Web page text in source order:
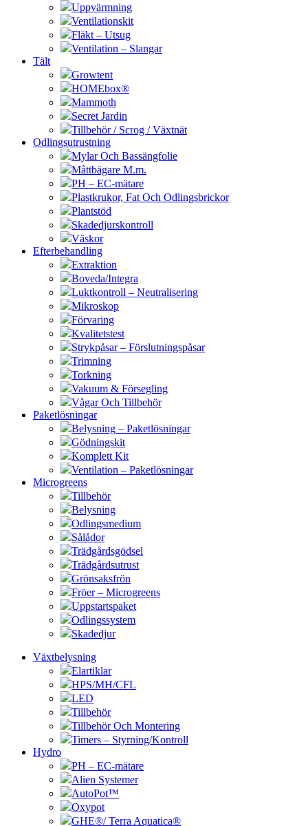
Uppvärmning
Ventilationskit
Fläkt – Utsug
Ventilation – Slangar
Tält
Growtent
HOMEbox®
Mammoth
Secret Jardin
Tillbehör / Scrog / Växtnät
Odlingsutrustning
Mylar Och Bassängfolie
Måttbägare M.m.
PH – EC-mätare
Plastkrukor, Fat Och Odlingsbrickor
Plantstöd
Skadedjurskontroll
Väskor
Efterbehandling
Extraktion
Boveda/Integra
Luktkontroll – Neutralisering
Mikroskop
Förvaring
Kvalitetstest
Strykpåsar – Förslutningspåsar
Trimning
Torkning
Vakuum & Försegling
Vågar Och Tillbehör
Paketlösningar
Belysning – Paketlösningar
Gödningskit
Komplett Kit
Ventilation – Paketlösningar
Microgreens
Tillbehör
Belysning
Odlingsmedium
Sålådor
Trädgårdsgödsel
Trädgårdsutrust
Grönsaksfrön
Fröer – Microgreens
Uppstartspaket
Odlingssystem
Skadedjur
Växtbelysning
Elartiklar
HPS/MH/CFL
LED
Tillbehör
Tillbehör Och Montering
Timers – Styrning/Kontroll
Hydro
PH – EC-mätare
Alien Systemer
AutoPot™
Oxypot
GHE®/ Terra Aquatica®